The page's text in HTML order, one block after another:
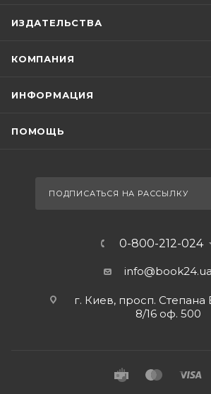
ИЗДАТЕЛЬСТВА
КОМПАНИЯ
ИНФОРМАЦИЯ
ПОМОЩЬ
ПОДПИСАТЬСЯ НА РАССЫЛКУ
0-800-212-024
info@book24.ua
г. Киев, просп.
8/16 оф. 500